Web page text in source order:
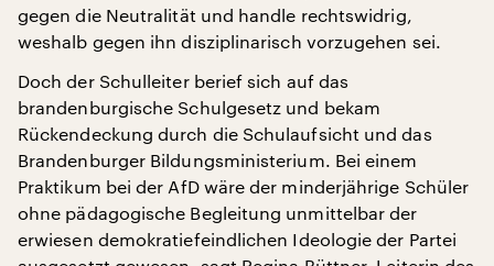
gegen die Neutralität und handle rechtswidrig,
weshalb gegen ihn disziplinarisch vorzugehen sei.
Doch der Schulleiter berief sich auf das
brandenburgische Schulgesetz und bekam
Rückendeckung durch die Schulaufsicht und das
Brandenburger Bildungsministerium. Bei einem
Praktikum bei der AfD wäre der minderjährige Schüler
ohne pädagogische Begleitung unmittelbar der
erwiesen demokratiefeindlichen Ideologie der Partei